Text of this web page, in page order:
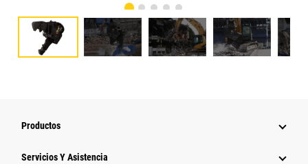
Productos
Servicios Y Asistencia